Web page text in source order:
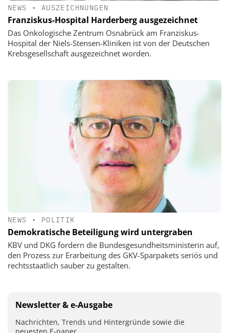
NEWS • AUSZEICHNUNGEN
Franziskus-Hospital Harderberg ausgezeichnet
Das Onkologische Zentrum Osnabrück am Franziskus-
Hospital der Niels-Stensen-Kliniken ist von der Deutschen
Krebsgesellschaft ausgezeichnet worden.
NEWS • POLITIK
Demokratische Beteiligung wird untergraben
KBV und DKG fordern die Bundesgesundheitsministerin auf,
den Prozess zur Erarbeitung des GKV-Sparpakets seriös und
rechtsstaatlich sauber zu gestalten.
Newsletter & e-Ausgabe
Nachrichten, Trends und Hintergründe sowie die